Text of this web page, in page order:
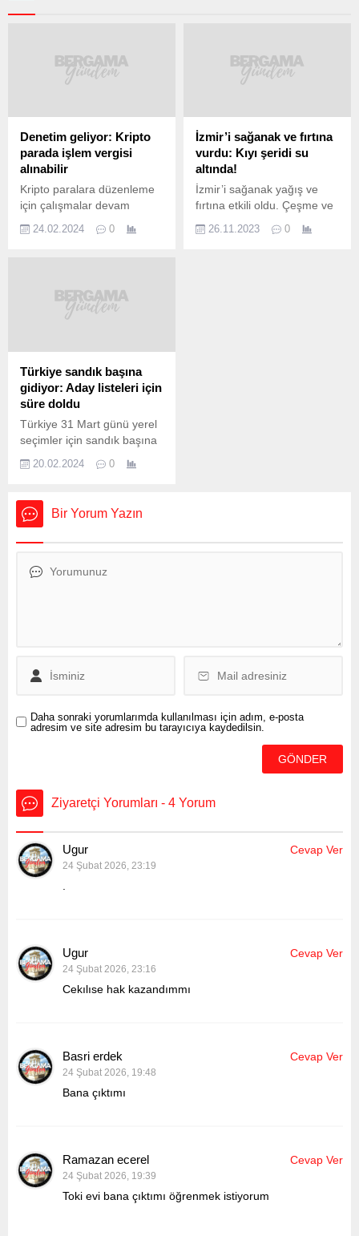
Denetim geliyor: Kripto
parada işlem vergisi
alınabilir
Kripto paralara düzenleme
için çalışmalar devam
seçimlerinden sonra
alınması planlanıyor. Kripto
TRT Haber’in yer alan
habere göre, kripto
para piyasasına gelecek
düzenleme ile birlikte
şeffaflığın sağlanması
planlanıyor. Düzenleme ile
kripto varlıkların belli sınırı
24.02.2024 0
İzmir’i sağanak ve fırtına
vurdu: Kıyı şeridi su
altında!
İzmir’i sağanak yağış ve
fırtına etkili oldu. Çeşme ve
taştı, yollar göle döndü.
26.11.2023 0
Türkiye sandık başına
gidiyor: Aday listeleri için
süre doldu
Türkiye 31 Mart günü yerel
seçimler için sandık başına
işlemeye başlayan yerel
daha aşılıyor. Partilerin
aday listelerini teslim süresi,
Kurulu’nun 31 Mart Yerel
20.02.2024 0
Bir Yorum Yazın
Daha sonraki yorumlarımda kullanılması için adım, e-posta
adresim ve site adresim bu tarayıcıya kaydedilsin.
Ziyaretçi Yorumları - 4 Yorum
Ugur
24 Şubat 2026, 23:19
Cevap Ver
Ugur
24 Şubat 2026, 23:16
Cekılıse hak kazandımmı
Cevap Ver
Basri erdek
24 Şubat 2026, 19:48
Bana çıktımı
Cevap Ver
Ramazan ecerel
24 Şubat 2026, 19:39
Toki evi bana çıktımı öğrenmek istiyorum
Cevap Ver